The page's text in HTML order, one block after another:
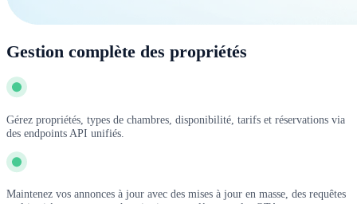
Gestion complète des propriétés
Gérez propriétés, types de chambres, disponibilité, tarifs et réservations via
des endpoints API unifiés.
Maintenez vos annonces à jour avec des mises à jour en masse, des requêtes